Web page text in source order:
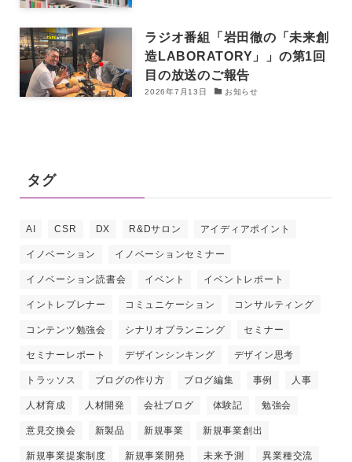
ラジオ番組「岩田徹の「未来創
造LABORATORY」」の第1回
目の放送のご報告
2026年7月13日 お知らせ
タグ
AI CSR DX R&Dサロン アイディアポイント
イノベーション イノベーションセミナー
イノベーション読書会 イベント イベントレポート
イントレプレナー コミュニケーション コンサルティング
コンテンツ勉強会 シナリオプランニング セミナー
セミナーレポート デザインシンキング デザイン思考
トラッソス ブログの作り方 ブログ編集 事例 人事
人材育成 人材開発 会社ブログ 体験記 勉強会
意見交換会 新製品 新規事業 新規事業創出
新規事業提案制度 新規事業開発 未来予測 異業種交流